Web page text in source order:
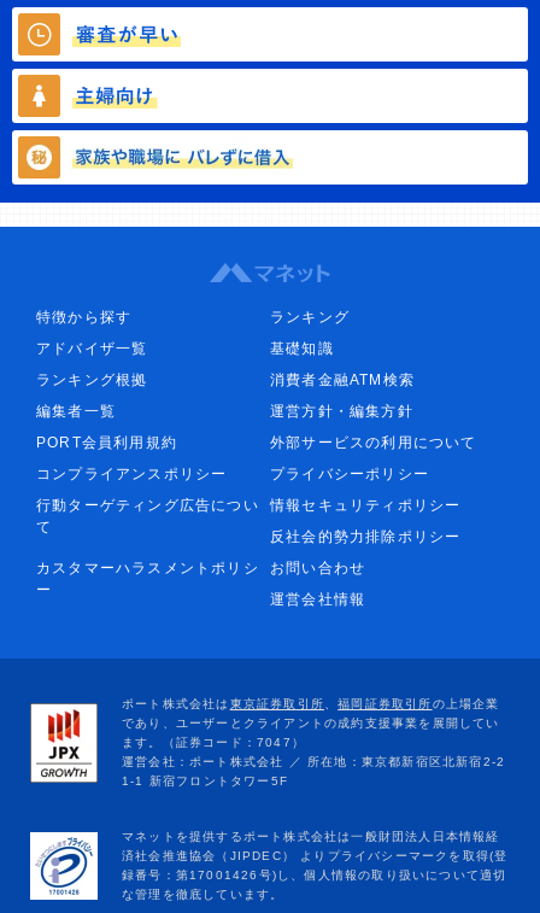
特徴から探す
ランキング
アドバイザ一覧
基礎知識
ランキング根拠
消費者金融ATM検索
編集者一覧
運営方針・編集方針
PORT会員利用規約
外部サービスの利用について
コンプライアンスポリシー
プライバシーポリシー
行動ターゲティング広告につい
て
情報セキュリティポリシー
反社会的勢力排除ポリシー
カスタマーハラスメントポリシ
ー
お問い合わせ
運営会社情報